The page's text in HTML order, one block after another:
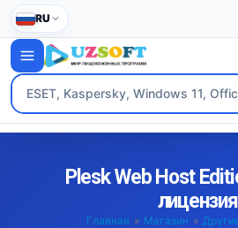
RU
Plesk Web Host
лицензия
Главная » Магазин »